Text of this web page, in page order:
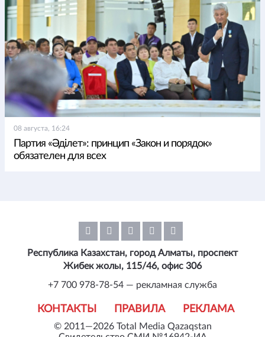
08 августа, 16:24
Партия «Әділет»: принцип «Закон и порядок»
обязателен для всех
© 2011—2026 Total Media Qazaqstan
КОНТАКТЫ ПРАВИЛА РЕКЛАМА
Республика Казахстан, город Алматы, проспект
Жибек жолы, 115/46, офис 306
+7 700 978-78-54 — рекламная служба